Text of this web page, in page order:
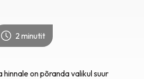
2 minutit
on põranda valikul suur